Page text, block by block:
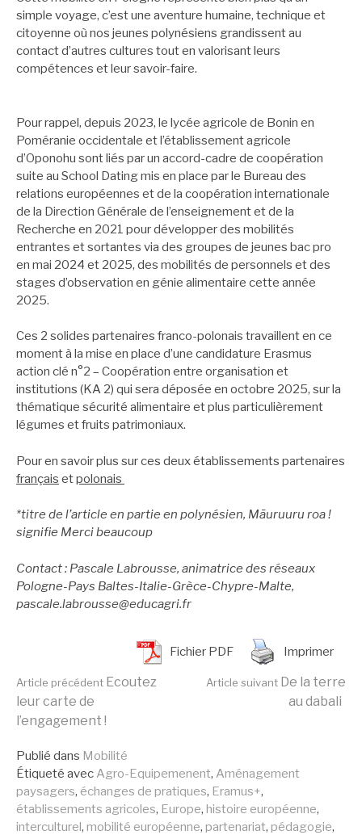
simple voyage, c’est une aventure humaine, technique et
citoyenne où nos jeunes polynésiens grandissent au
contact d’autres cultures tout en valorisant leurs
compétences et leur savoir-faire.
Pour rappel, depuis 2023, le lycée agricole de Bonin en
Poméranie occidentale et l’établissement agricole
d’Oponohu sont liés par un accord-cadre de coopération
suite au School Dating mis en place par le Bureau des
relations européennes et de la coopération internationale
de la Direction Générale de l’enseignement et de la
Recherche en 2021 pour développer des mobilités
entrantes et sortantes via des groupes de jeunes bac pro
en mai 2024 et 2025, des mobilités de personnels et des
stages d’observation en génie alimentaire cette année
2025.
Ces 2 solides partenaires franco-polonais travaillent en ce
moment à la mise en place d’une candidature Erasmus
action clé n°2 – Coopération entre organisation et
institutions (KA 2) qui sera déposée en octobre 2025, sur la
thématique sécurité alimentaire et plus particulièrement
légumes et fruits patrimoniaux.
Pour en savoir plus sur ces deux établissements partenaires
français etpolonais
*titre de l’article en partie en polynésien, Māuruuru roa !
signifie Merci beaucoup
Contact : Pascale Labrousse, animatrice des réseaux
Pologne-Pays Baltes-Italie-Grèce-Chypre-Malte,
pascale.labrousse@educagri.fr
Fichier PDF Imprimer
Lire
la
suite
Article précédent Ecoutez
leur carte de
l’engagement !
Article suivant De la terre
au dabali
Publié dans Mobilité
Étiqueté avec Agro-Equipemenent, Aménagement
paysagers, échanges de pratiques, Eramus+,
établissements agricoles, Europe, histoire européenne,
interculturel, mobilité européenne, partenariat, pédagogie,